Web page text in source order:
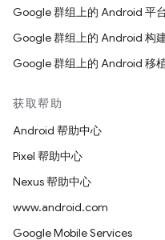
Google 群组上的 Android 平
Google 群组上的 Android 构
Google 群组上的 Android 移
获取帮助
Android 帮助中心
Pixel 帮助中心
Nexus 帮助中心
www.android.com
Google Mobile Services